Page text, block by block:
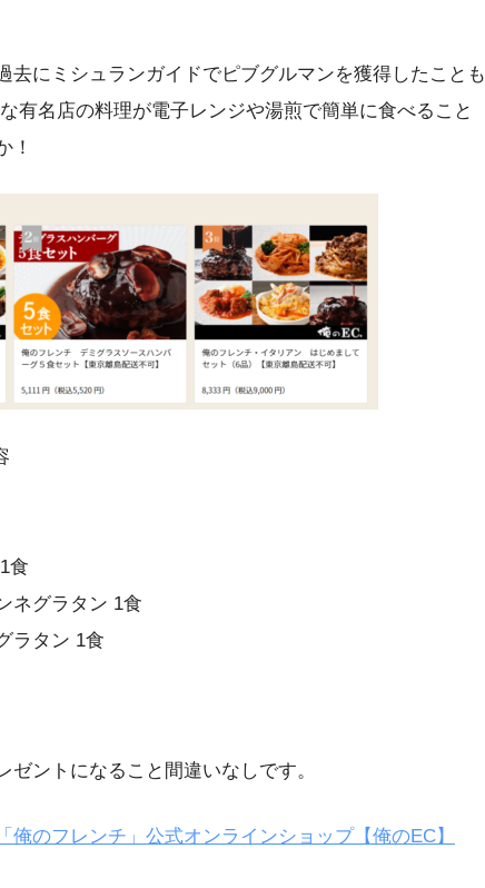
去にミシュランガイドでピブグルマンを獲得したことも
有名店の料理が電子レンジや湯煎で簡単に食べること
！
食
ネグラタン 1食
ラタン 1食
ントになること間違いなしです。
のフレンチ」公式オンラインショップ【俺のEC】